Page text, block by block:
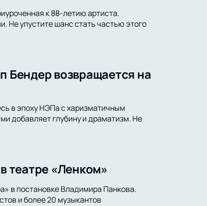
к 88-летию артиста.
Не упустите шанс стать частью этого
Бендер возвращается на
в эпоху НЭПа с харизматичным
добавляет глубину и драматизм. Не
театре «Ленком»
в постановке Владимира Панкова.
и более 20 музыкантов